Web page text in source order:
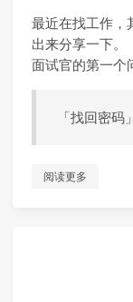
最近在找工作，
出来分享一下。
面试官的第一个
「找回密
阅读更多